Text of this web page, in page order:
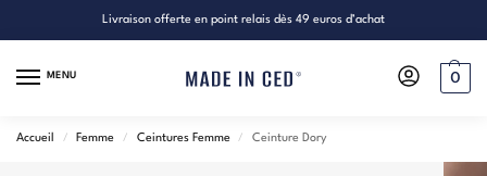
Livraison offerte en point relais dès 49 euros d’achat
MENU 0
Accueil / Femme / Ceintures Femme / Ceinture Dory